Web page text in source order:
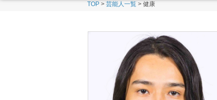
TOP > 芸能人一覧 > 健康